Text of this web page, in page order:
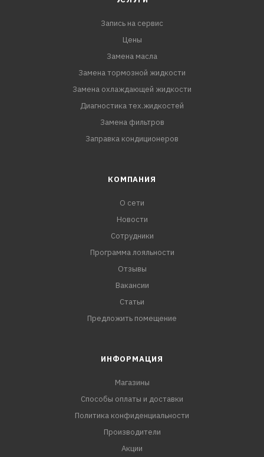
Запись на сервис
Цены
Замена масла
Замена тормозной жидкости
Замена охлаждающей жидкости
Диагностика тех.жидкостей
Замена фильтров
Заправка кондиционеров
КОМПАНИЯ
О сети
Новости
Сотрудники
Программа лояльности
Отзывы
Вакансии
Статьи
Предложить помещение
ИНФОРМАЦИЯ
Магазины
Способы оплаты и доставки
Политика конфиденциальности
Производители
Акции